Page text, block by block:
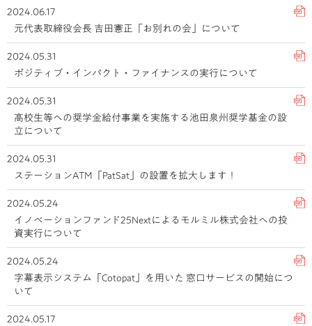
2024.06.17
元代表取締役会長 吉田憲正「お別れの会」について
2024.05.31
ポジティブ・インパクト・ファイナンスの実行について
2024.05.31
高校生等への奨学金給付事業を実施する池田泉州奨学基金の設
立について
2024.05.31
ステーションATM「PatSat」の設置を拡大します！
2024.05.24
イノベーションファンド25Nextによるモルミル株式会社への投
資実行について
2024.05.24
字幕表示システム「Cotopat」を用いた 窓口サービスの開始につ
いて
2024.05.17